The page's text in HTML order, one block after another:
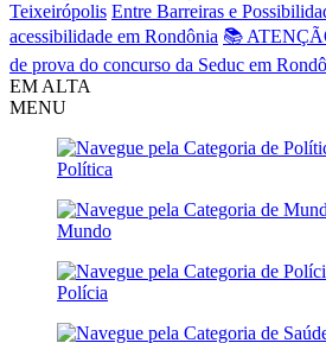
Teixeirópolis Entre Barreiras e
acessibilidade em Rondônia 📚
de prova do concurso da Seduc em
EM ALTA
MENU
Política
Mundo
Polícia